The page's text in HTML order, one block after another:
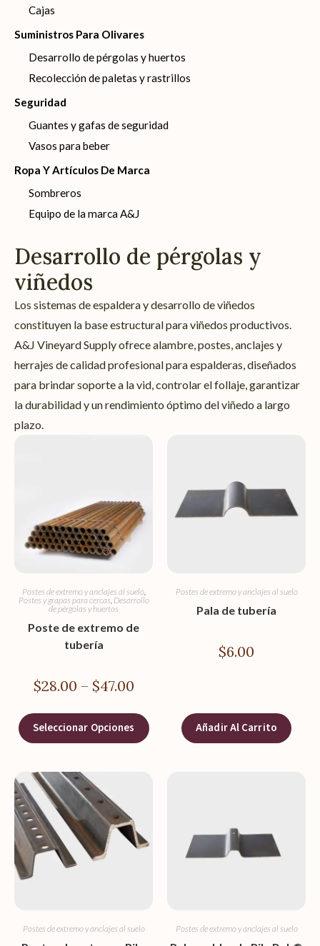
Cajas
Suministros Para Olivares
Desarrollo de pérgolas y huertos
Recolección de paletas y rastrillos
Seguridad
Guantes y gafas de seguridad
Vasos para beber
Ropa Y Artículos De Marca
Sombreros
Equipo de la marca A&J
Desarrollo de pérgolas y
viñedos
Los sistemas de espaldera y desarrollo de viñedos
constituyen la base estructural para viñedos productivos.
A&J Vineyard Supply ofrece alambre, postes, anclajes y
herrajes de calidad profesional para espalderas, diseñados
para brindar soporte a la vid, controlar el follaje, garantizar
la durabilidad y un rendimiento óptimo del viñedo a largo
plazo.
Postes de extremo y anclajes al suelo,
Postes y grapas para cercas, Desarrollo
de pérgolas y huertos
Poste de extremo de
tubería
$28.00 – $47.00
Seleccionar Opciones
Postes de extremo y anclajes al suelo
Pala de tubería
$6.00
Añadir Al Carrito
Postes de extremo y anclajes al suelo Postes de extremo y anclajes al suelo